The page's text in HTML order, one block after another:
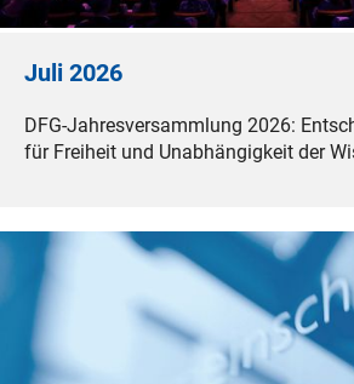
Juli 2026
DFG-Jahresversammlung 2026:
für Freiheit und Unabhängigkeit der